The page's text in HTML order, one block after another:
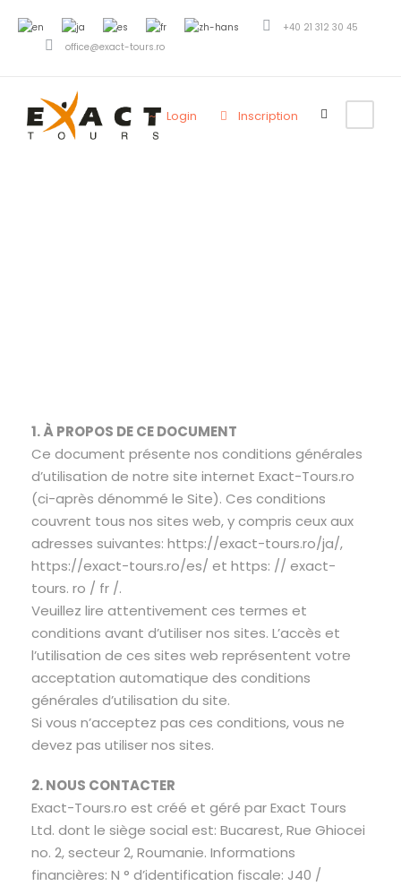
+40 21 312 30 45
office@exact-tours.ro
Login Inscription
1. À PROPOS DE CE DOCUMENT
Ce document présente nos conditions générales
d’utilisation de notre site internet Exact-Tours.ro
(ci-après dénommé le Site). Ces conditions
couvrent tous nos sites web, y compris ceux aux
adresses suivantes: https://exact-tours.ro/ja/,
https://exact-tours.ro/es/ et https: // exact-
tours. ro / fr /.
Veuillez lire attentivement ces termes et
conditions avant d’utiliser nos sites. L’accès et
l’utilisation de ces sites web représentent votre
acceptation automatique des conditions
générales d’utilisation du site.
Si vous n’acceptez pas ces conditions, vous ne
devez pas utiliser nos sites.
2. NOUS CONTACTER
Exact-Tours.ro est créé et géré par Exact Tours
Ltd. dont le siège social est: Bucarest, Rue Ghiocei
no. 2, secteur 2, Roumanie. Informations
financières: N ° d’identification fiscale: J40 /